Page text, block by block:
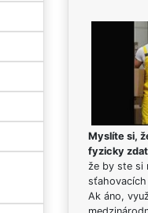
Myslíte si,
fyzicky
že by ste si
Ak áno,